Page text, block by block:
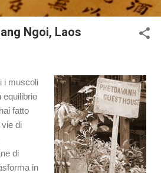
Ngoi, Laos
i muscoli
equilibrio
fatto
vie di
di
in